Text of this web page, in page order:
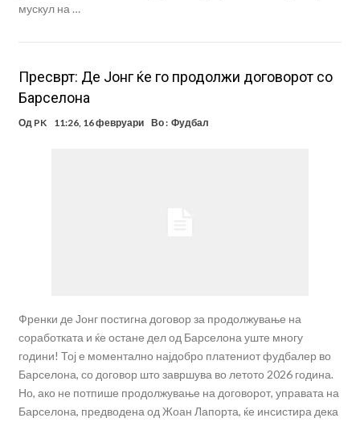
мускул на …
Пресврт: Де Јонг ќе го продолжи договорот со
Барселона
Од PK 11:26, 16 февруари Во : Фудбал
Френки де Јонг постигна договор за продолжување на
соработката и ќе остане дел од Барселона уште многу
години! Тој е моментално најдобро платениот фудбалер во
Барселона, со договор што завршува во летото 2026 година.
Но, ако не потпише продолжување на договорот, управата на
Барселона, предводена од Жоан Лапорта, ќе инсистира дека